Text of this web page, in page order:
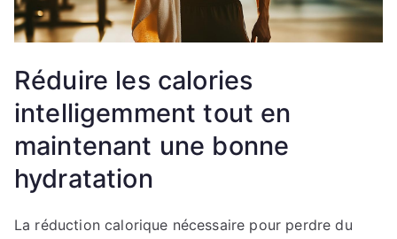
Réduire les calories
intelligemment tout en
maintenant une bonne
hydratation
La réduction calorique nécessaire pour perdre du